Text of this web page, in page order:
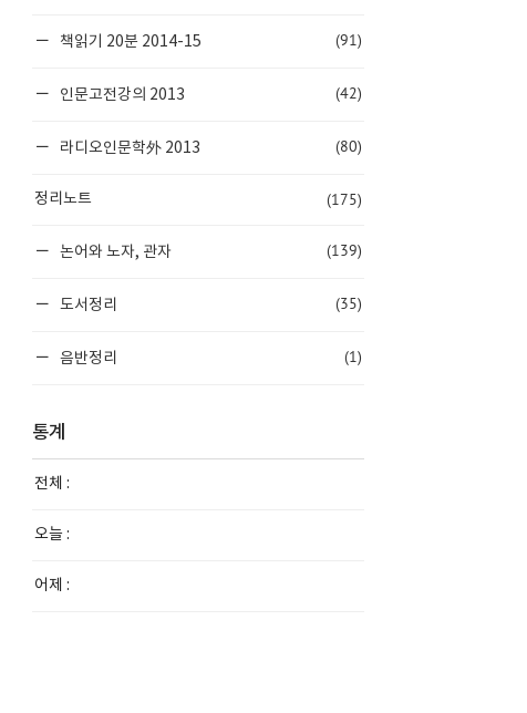
책읽기 20분 2014-15 (91)
인문고전강의 2013 (42)
라디오인문학外 2013 (80)
정리노트 (175)
논어와 노자, 관자 (139)
도서정리 (35)
음반정리 (1)
통계
전체 :
오늘 :
어제 :